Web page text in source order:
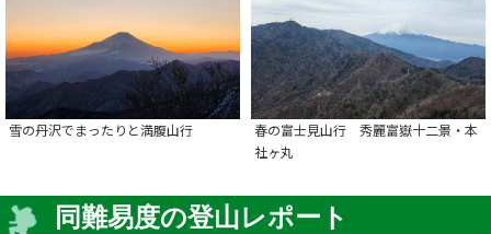
雪の丹沢でまったりと満腹山行
春の富士見山行 秀麗富嶽十二景・本
社ヶ丸
同難易度の登山レポート